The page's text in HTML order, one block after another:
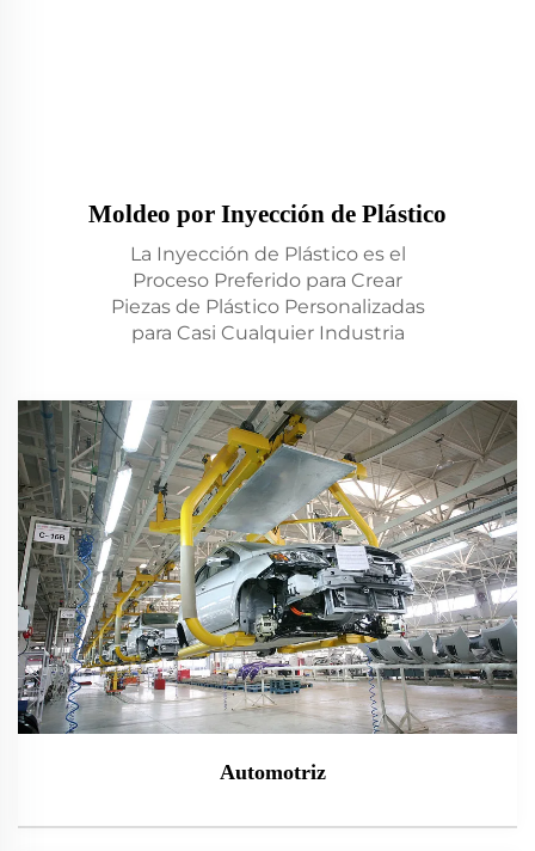
Moldeo por Inyección de Plástico
La Inyección de Plástico es el
Proceso Preferido para Crear
Piezas de Plástico Personalizadas
para Casi Cualquier Industria
Automotriz